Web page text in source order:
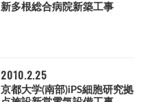
新多根総合病院新築工事
2010.2.25
京都大学(南部)iPS細胞研究拠